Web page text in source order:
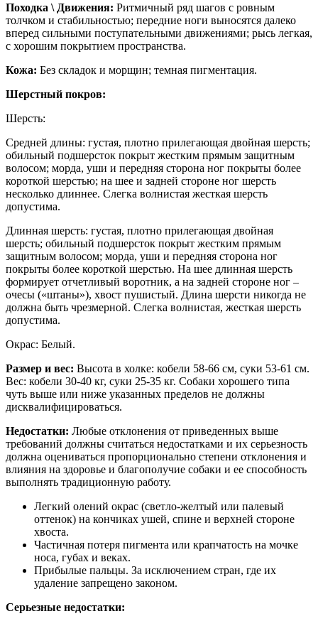
Походка \ Движения: Ритмичный ряд шагов с ровным
толчком и стабильностью; передние ноги выносятся далеко
вперед сильными поступательными движениями; рысь легкая,
с хорошим покрытием пространства.
Кожа: Без складок и морщин; темная пигментация.
Шерстный покров:
Шерсть:
Средней длины: густая, плотно прилегающая двойная шерсть;
обильный подшерсток покрыт жестким прямым защитным
волосом; морда, уши и передняя сторона ног покрыты более
короткой шерстью; на шее и задней стороне ног шерсть
несколько длиннее. Слегка волнистая жесткая шерсть
допустима.
Длинная шерсть: густая, плотно прилегающая двойная
шерсть; обильный подшерсток покрыт жестким прямым
защитным волосом; морда, уши и передняя сторона ног
покрыты более короткой шерстью. На шее длинная шерсть
формирует отчетливый воротник, а на задней стороне ног –
очесы («штаны»), хвост пушистый. Длина шерсти никогда не
должна быть чрезмерной. Слегка волнистая, жесткая шерсть
допустима.
Окрас: Белый.
Размер и вес: Высота в холке: кобели 58-66 см, суки 53-61 см.
Вес: кобели 30-40 кг, суки 25-35 кг. Собаки хорошего типа
чуть выше или ниже указанных пределов не должны
дисквалифицироваться.
Недостатки: Любые отклонения от приведенных выше
требований должны считаться недостатками и их серьезность
должна оцениваться пропорционально степени отклонения и
влияния на здоровье и благополучие собаки и ее способность
выполнять традиционную работу.
Легкий олений окрас (светло-желтый или палевый
оттенок) на кончиках ушей, спине и верхней стороне
хвоста.
Частичная потеря пигмента или крапчатость на мочке
носа, губах и веках.
Прибылые пальцы. За исключением стран, где их
удаление запрещено законом.
Серьезные недостатки: